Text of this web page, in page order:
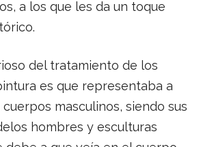
a los que les da un toque
del tratamiento de los
es que representaba a
masculinos, siendo sus
hombres y esculturas